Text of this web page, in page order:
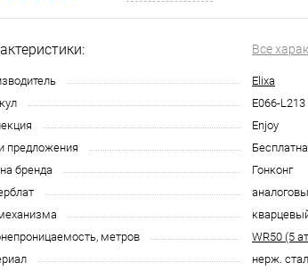
Все
Elixa
E066-L213
Enjoy
предложения
бренда
Гонконг
метров
WR50 (5
нерж.